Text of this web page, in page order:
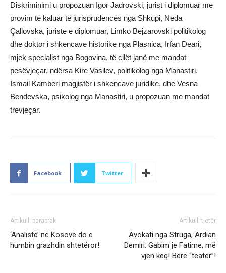
Diskriminimi u propozuan Igor Jadrovski, jurist i diplomuar me
provim të kaluar të jurisprudencës nga Shkupi, Neda
Çallovska, juriste e diplomuar, Limko Bejzarovski politikolog
dhe doktor i shkencave historike nga Plasnica, Irfan Deari,
mjek specialist nga Bogovina, të cilët janë me mandat
pesëvjeçar, ndërsa Kire Vasilev, politikolog nga Manastiri,
Ismail Kamberi magjistër i shkencave juridike, dhe Vesna
Bendevska, psikolog nga Manastiri, u propozuan me mandat
trevjeçar.
Facebook Twitter
Artikulli paraprak
‘Analistë’ në Kosovë do e
humbin grazhdin shtetëror!
Artikulli tjetër
Avokati nga Struga, Ardian
Demiri: Gabim je Fatime, më
vjen keq! Bëre “teatër”!